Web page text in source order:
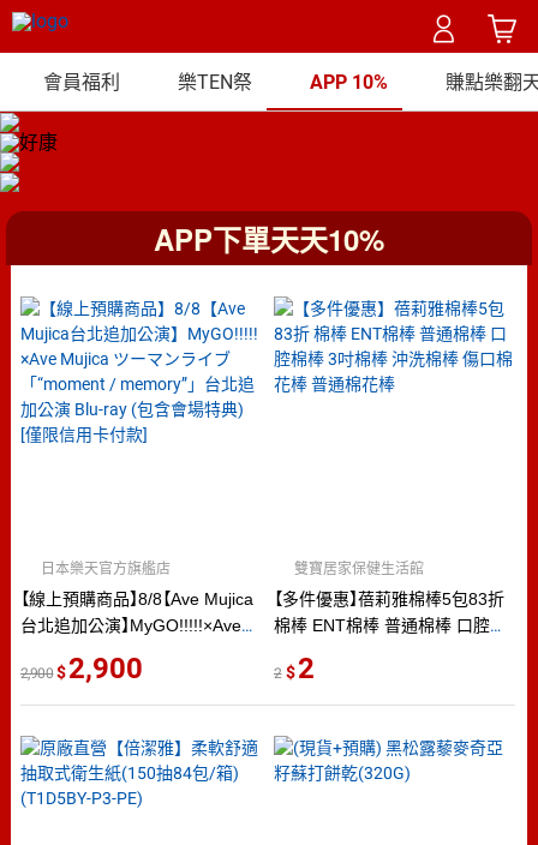
會員福利 樂TEN祭 APP 10% 賺點樂翻
APP下單天天10%
【線上預購商品】8/8【Ave Mujica
台北追加公演】MyGO!!!!!×Ave
「“moment / memory”」台北追加
公演 Blu-ray (包含會場特典) [僅
日本樂天官方旗艦店
2,900 2,900
【多件優惠】蓓莉雅棉棒5包83折
棉棒 ENT棉棒 普通棉棒 口腔棉
棒 普通棉花棒
雙寶居家保健生活館
2 2